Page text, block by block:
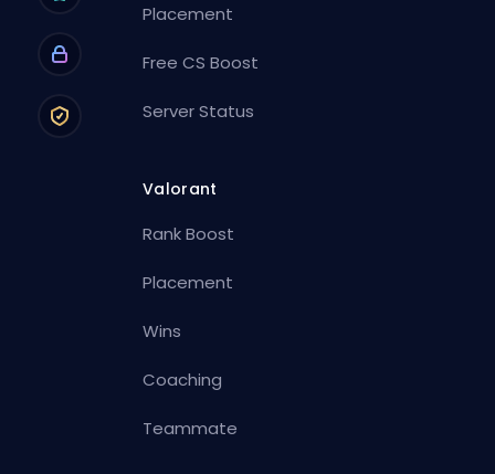
Placement
Free CS Boost
Server Status
Valorant
Rank Boost
Placement
Wins
Coaching
Teammate